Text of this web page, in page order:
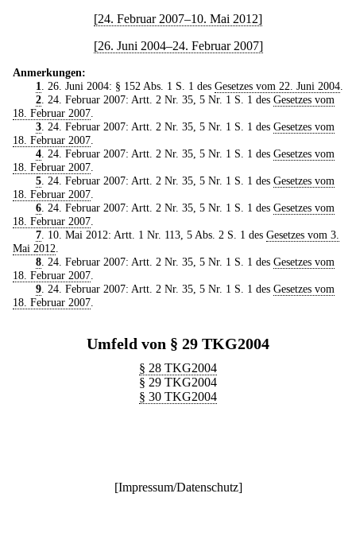
[24. Februar 2007–10. Mai 2012]
[26. Juni 2004–24. Februar 2007]
Anmerkungen:
1
. 26. Juni 2004: § 152 Abs. 1 S. 1 des Gesetzes vom 22. Juni 2004.
2. 24. Februar 2007: Artt. 2 Nr. 35, 5 Nr. 1 S. 1 des Gesetzes vom
18. Februar 2007
3. 24. Februar 2007: Artt. 2 Nr. 35, 5 Nr. 1 S. 1 des Gesetzes vom
18. Februar 2007
4. 24. Februar 2007: Artt. 2 Nr. 35, 5 Nr. 1 S. 1 des Gesetzes vom
18. Februar 2007
5. 24. Februar 2007: Artt. 2 Nr. 35, 5 Nr. 1 S. 1 des Gesetzes vom
18. Februar 2007
6. 24. Februar 2007: Artt. 2 Nr. 35, 5 Nr. 1 S. 1 des Gesetzes vom
18. Februar 2007
7. 10. Mai 2012: Artt. 1 Nr. 113, 5 Abs. 2 S. 1 des Gesetzes vom 3.
Mai 2012
8. 24. Februar 2007: Artt. 2 Nr. 35, 5 Nr. 1 S. 1 des Gesetzes vom
18. Februar 2007
9. 24. Februar 2007: Artt. 2 Nr. 35, 5 Nr. 1 S. 1 des Gesetzes vom
18. Februar 2007
Umfeld von § 29 TKG2004
§ 28 TKG2004
§ 29 TKG2004
§ 30 TKG2004
[Impressum/Datenschutz]